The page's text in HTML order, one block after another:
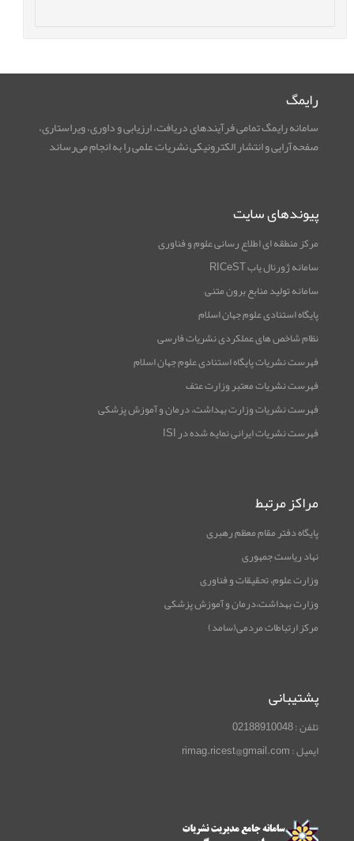
رایمگ
سامانه رایمگ تمامی فرآیندهای دریافت، ارزیابی و داوری، ویراستاری،
صفحه‌آرایی و انتشار الکترونیکی نشریات علمی را به انجام می‌رساند
پیوندهای سایت
مرکز منطقه ای اطلاع رسانی علوم و فناوری
سامانه ژورنال یاب RICeST
سامانه تولید منابع برون متنی
پایگاه استنادی علوم جهان اسلام
نظام شاخص های عملکردی نشریات فارسی
فهرست نشریات پایگاه استنادی علوم جهان اسلام
فهرست نشریات معتبر وزارت عتف
فهرست نشریات وزارت بهداشت، درمان و آموزش پزشکی
فهرست نشریات ایرانی نمایه شده در ISI
مراکز مرتبط
پایگاه دفتر مقام معظم رهبری
نهاد ریاست جمهوری
وزارت علوم، تحقیقات و فناوری
وزارت بهداشت،درمان و آموزش پزشکی
مرکز ارتباطات مردمی(سامد)
پشتیبانی
تلفن : 02188910048
ایمیل : rimag.ricest@gmail.com